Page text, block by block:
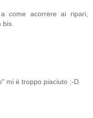
come acorrere ai ripari,
mi è troppo piaciuto :-D